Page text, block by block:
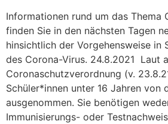
Informationen rund um das Thema
finden Sie in den nächsten Tagen
hinsichtlich der Vorgehensweise in
des Corona-Virus. 24.8.2021 Laut
Coronaschutzverordnung (v.
Schüler*innen unter 16 Jahren von
ausgenommen. Sie benötigen
Immunisierungs- oder